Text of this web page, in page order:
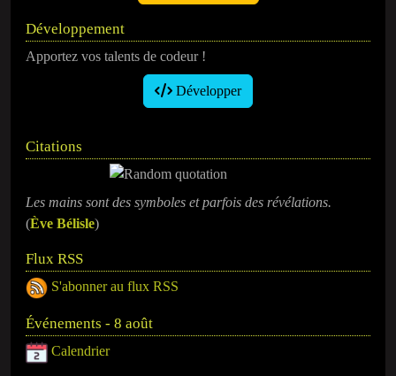
Développement
Apportez vos talents de codeur !
Développer
Citations
Les mains sont des symboles et parfois des révélations.
(​Ève Bélisle)
Flux RSS
S'abonner au flux RSS
Événements - 8 août
Calendrier